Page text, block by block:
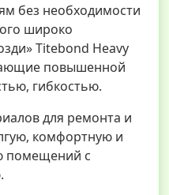
без необходимости
широко
Titebond Heavy
повышенной
гибкостью.
для ремонта и
комфортную и
помещений с